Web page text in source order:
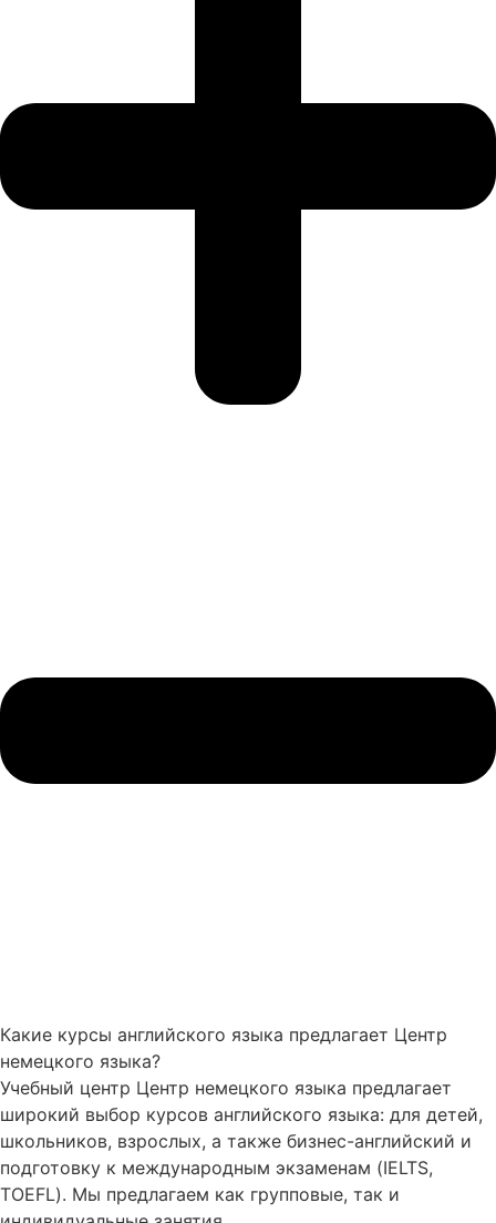
Какие курсы английского языка предлагает Центр
немецкого языка?
Учебный центр Центр немецкого языка предлагает
широкий выбор курсов английского языка: для детей,
школьников, взрослых, а также бизнес-английский и
подготовку к международным экзаменам (IELTS,
TOEFL). Мы предлагаем как групповые, так и